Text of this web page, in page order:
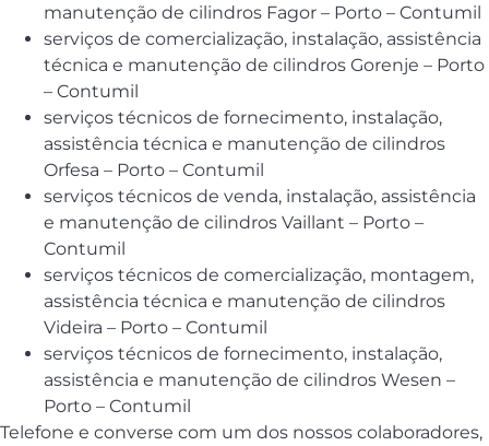
manutenção de cilindros Fagor – Porto – Contumil
serviços de comercialização, instalação, assistência
técnica e manutenção de cilindros Gorenje – Porto
– Contumil
serviços técnicos de fornecimento, instalação,
assistência técnica e manutenção de cilindros
Orfesa – Porto – Contumil
serviços técnicos de venda, instalação, assistência
e manutenção de cilindros Vaillant – Porto –
Contumil
serviços técnicos de comercialização, montagem,
assistência técnica e manutenção de cilindros
Videira – Porto – Contumil
serviços técnicos de fornecimento, instalação,
assistência e manutenção de cilindros Wesen –
Porto – Contumil
Telefone e converse com um dos nossos colaboradores,